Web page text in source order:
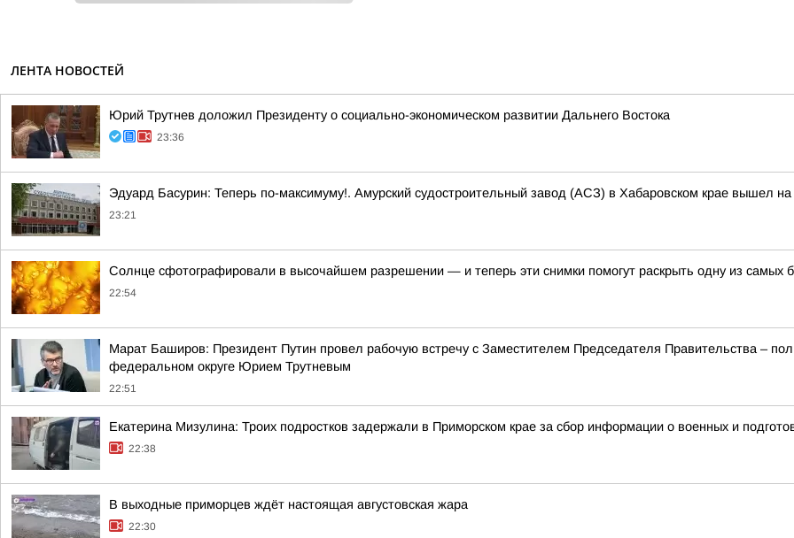
ЛЕНТА НОВОСТЕЙ
Юрий Трутнев доложил Президенту о социально-экономическом развитии Дальнего Востока
23:36
Эдуард Басурин: Теперь по-максимуму!. Амурский судостроительный завод (АСЗ) в Хабаровском крае вышел на
23:21
Солнце сфотографировали в высочайшем разрешении — и теперь эти снимки помогут раскрыть одну из самых
22:54
Марат Баширов: Президент Путин провел рабочую встречу с Заместителем Председателя Правительства –
федеральном округе Юрием Трутневым
22:51
Екатерина Мизулина: Троих подростков задержали в Приморском крае за сбор информации о военных и
22:38
В выходные приморцев ждёт настоящая августовская жара
22:30